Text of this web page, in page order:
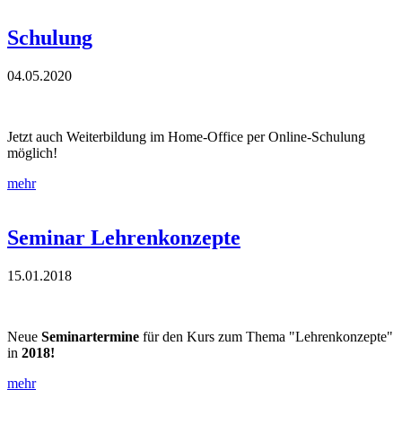
Schulung
04.05.2020
Jetzt auch Weiterbildung im Home-Office per Online-Schulung
möglich!
mehr
Seminar Lehrenkonzepte
15.01.2018
Neue Seminartermine für den Kurs zum Thema "Lehrenkonzepte"
in 2018!
mehr